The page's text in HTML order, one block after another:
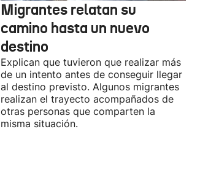
Migrantes relatan su
camino hasta un nuevo
destino
Explican que tuvieron que realizar más
de un intento antes de conseguir llegar
al destino previsto. Algunos migrantes
realizan el trayecto acompañados de
otras personas que comparten la
misma situación.